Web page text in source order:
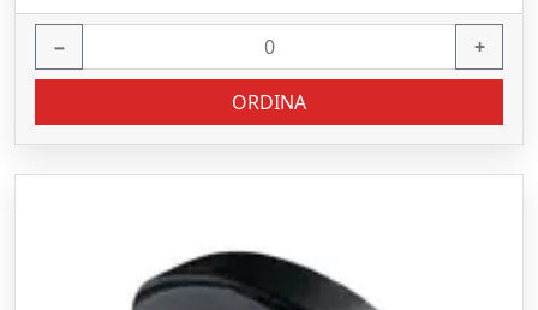
− +
ORDINA